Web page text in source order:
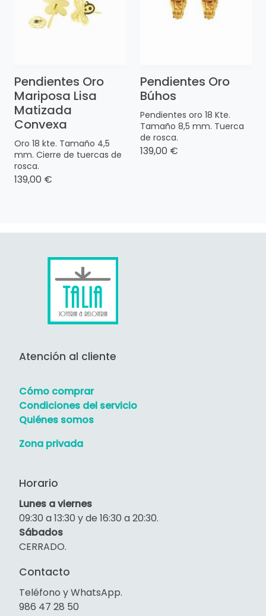
Pendientes Oro
Mariposa Lisa
Matizada
Convexa
Oro 18 kte. Tamaño 4,5
mm. Cierre de tuercas de
rosca.
139,00 €
Pendientes Oro
Búhos
Pendientes oro 18 Kte.
Tamaño 8,5 mm. Tuerca
de rosca.
139,00 €
Atención al cliente
Cómo comprar
Condiciones del servicio
Quiénes somos
Zona privada
Horario
Lunes a viernes
09:30 a 13:30 y de 16:30 a 20:30.
Sábados
CERRADO.
Contacto
Teléfono y WhatsApp.
986 47 28 50